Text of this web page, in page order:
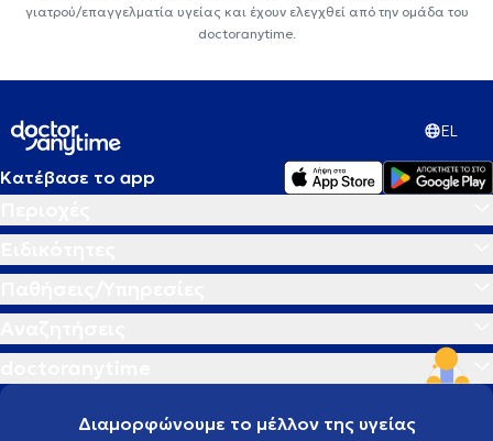
γιατρού/επαγγελματία υγείας και έχουν ελεγχθεί από την ομάδα του
doctoranytime.
EL
Κατέβασε το app
Διαμορφώνουμε το μέλλον της υγείας